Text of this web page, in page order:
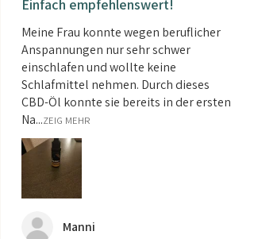
Einfach empfehlenswert!
Meine Frau konnte wegen beruflicher
Anspannungen nur sehr schwer
einschlafen und wollte keine
Schlafmittel nehmen. Durch dieses
CBD-Öl konnte sie bereits in der ersten
Na...ZEIG MEHR
Manni